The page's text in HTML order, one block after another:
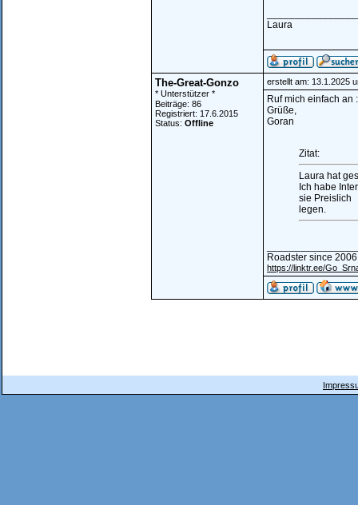
Laura
The-Great-Gonzo
* Unterstützer *
Beiträge: 86
Registriert: 17.6.2015
Status: Offline
erstellt am: 13.1.2025
Ruf mich einfach an
Grüße,
Goran
Zitat:
Laura hat
Ich habe
sie Preislich
legen.
Roadster since
https://linktr.ee/